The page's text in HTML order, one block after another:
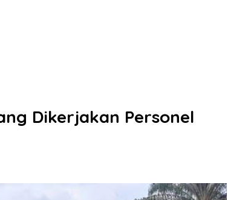
Dikerjakan Personel